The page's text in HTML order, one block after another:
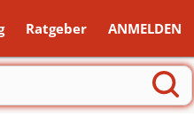
Ratgeber ANMELDEN